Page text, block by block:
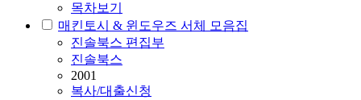
목차보기
매킨토시 & 윈도우즈 서체 모음집
진솔북스 편집부
진솔북스
2001
복사/대출신청